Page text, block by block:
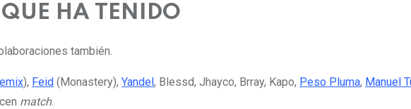
HA TENIDO
también.
), Feid (Monastery), Yandel, Blessd, Jhayco, Brray, Kapo, Peso Pluma, Manuel
match.